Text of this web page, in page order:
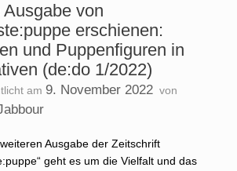
Ausgabe von
erschienen:
und Puppenfiguren in
(de:do 1/2022)
am 9. November 2022 von
Ausgabe der Zeitschrift
geht es um die Vielfalt und das